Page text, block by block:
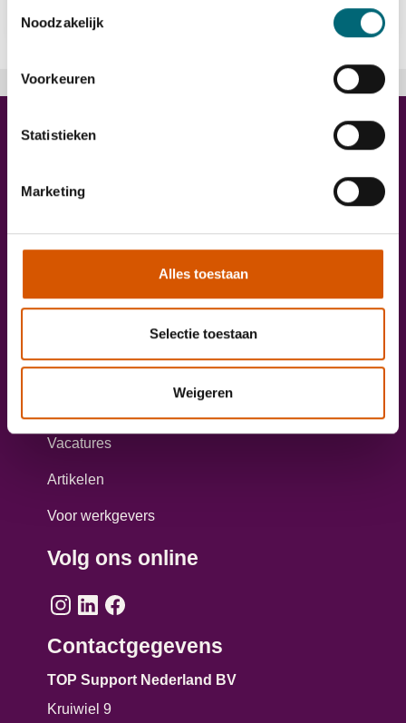
Noodzakelijk
Voorkeuren
Statistieken
Marketing
Alles toestaan
Selectie toestaan
Weigeren
Onze diensten
Taxichauffeur worden?
Aanmelden opleiding personenvervoer
Vacatures
Artikelen
Voor werkgevers
Volg ons online
Contactgegevens
TOP Support Nederland BV
Kruiwiel 9